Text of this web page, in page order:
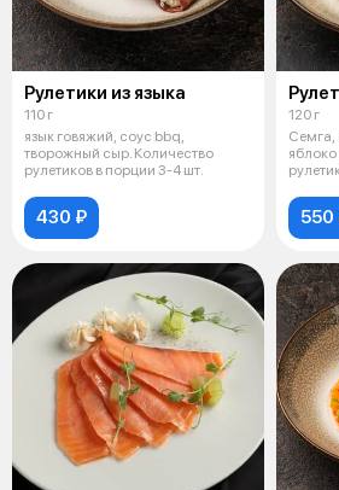
Рулетики из языка
110 г
язык говяжий, соус bbq,
творожный сыр. Количество
рулетиков в порции 3-4 шт.
430 ₽
120 г
Семга,
550